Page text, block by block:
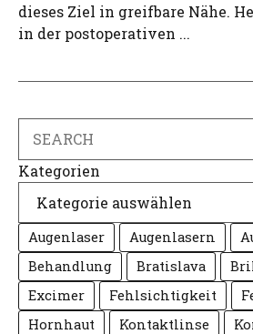
dieses Ziel in greifbare Nähe.
in der postoperativen ...
Kategorien
Augenlaser Augenlasern
Behandlung
Bratislava
Excimer
Fehlsichtigkeit
Hornhaut
Kontaktlinse